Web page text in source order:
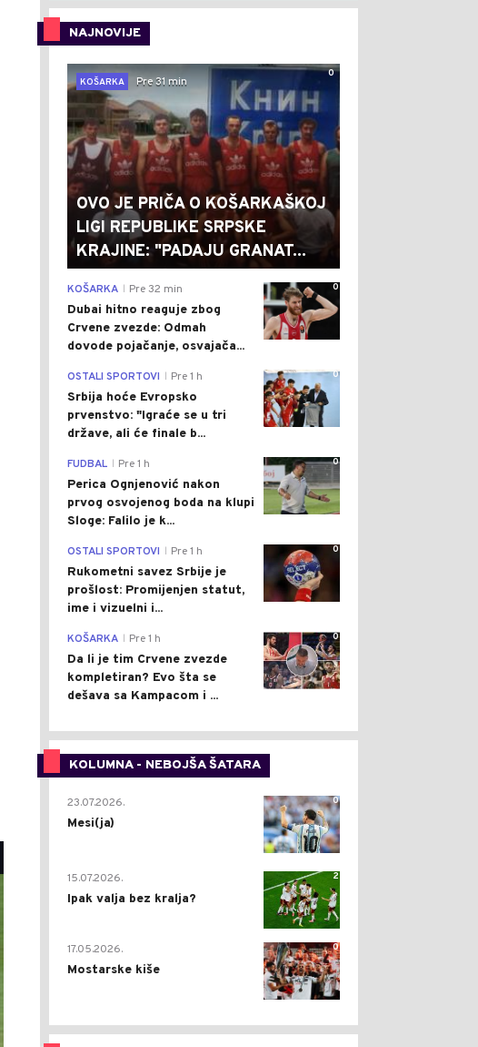
NAJNOVIJE
0
KOŠARKA
Pre 31 min
OVO JE PRIČA O KOŠARKAŠKOJ
LIGI REPUBLIKE SRPSKE
KRAJINE: "PADAJU GRANAT...
0
KOŠARKA Pre 32 min
Dubai hitno reaguje zbog
Crvene zvezde: Odmah
dovode pojačanje, osvajača...
0
OSTALI SPORTOVI Pre 1 h
Srbija hoće Evropsko
prvenstvo: "Igraće se u tri
države, ali će finale b...
0
FUDBAL Pre 1 h
Perica Ognjenović nakon
prvog osvojenog boda na klupi
Sloge: Falilo je k...
0
OSTALI SPORTOVI Pre 1 h
Rukometni savez Srbije je
prošlost: Promijenjen statut,
ime i vizuelni i...
0
KOŠARKA Pre 1 h
Da li je tim Crvene zvezde
kompletiran? Evo šta se
dešava sa Kampacom i ...
KOLUMNA - NEBOJŠA ŠATARA
0
23.07.2026.
Mesi(ja)
2
15.07.2026.
Ipak valja bez kralja?
0
17.05.2026.
Mostarske kiše